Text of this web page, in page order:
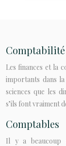
Les finances et la
importants dans
sciences que les
s’ils font vraiment
Comptables
Il y a beaucoup